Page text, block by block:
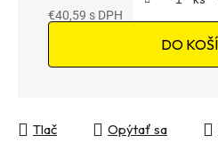
€40,59
DO
Tlač Opýtať sa